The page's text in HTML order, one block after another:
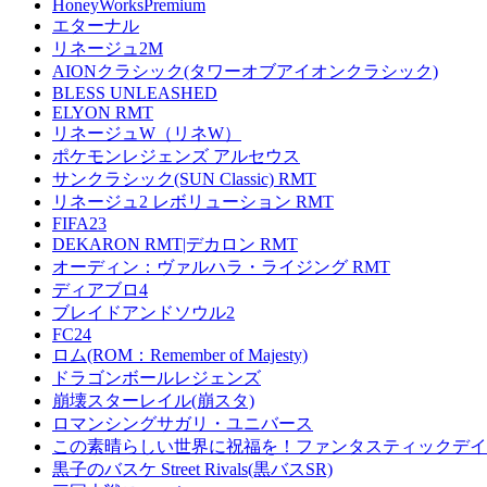
HoneyWorksPremium
エターナル
リネージュ2M
AIONクラシック(タワーオブアイオンクラシック)
BLESS UNLEASHED
ELYON RMT
リネージュW（リネW）
ポケモンレジェンズ アルセウス
サンクラシック(SUN Classic) RMT
リネージュ2 レボリューション RMT
FIFA23
DEKARON RMT|デカロン RMT
オーディン：ヴァルハラ・ライジング RMT
ディアブロ4
ブレイドアンドソウル2
FC24
ロム(ROM：Remember of Majesty)
ドラゴンボールレジェンズ
崩壊スターレイル(崩スタ)
ロマンシングサガリ・ユニバース
この素晴らしい世界に祝福を！ファンタスティックデ
黒子のバスケ Street Rivals(黒バスSR)